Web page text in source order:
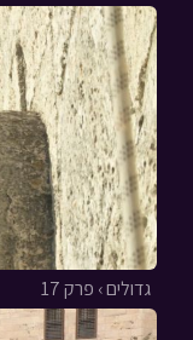
גדולים › פרק 17